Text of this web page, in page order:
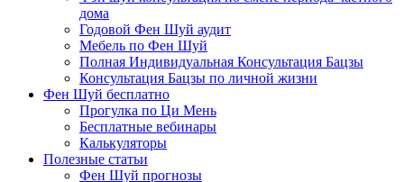
дома
Годовой Фен Шуй аудит
Мебель по Фен Шуй
Полная Индивидуальная Консультация Бацзы
Консультация Бацзы по личной жизни
Фен Шуй бесплатно
Прогулка по Ци Мень
Бесплатные вебинары
Калькуляторы
Полезные статьи
Фен Шуй прогнозы